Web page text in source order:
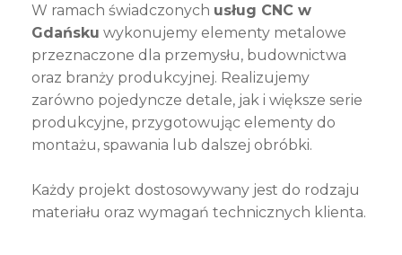
W ramach świadczonych usług CNC w
Gdańsku wykonujemy elementy metalowe
przeznaczone dla przemysłu, budownictwa
oraz branży produkcyjnej. Realizujemy
zarówno pojedyncze detale, jak i większe serie
produkcyjne, przygotowując elementy do
montażu, spawania lub dalszej obróbki.
Każdy projekt dostosowywany jest do rodzaju
materiału oraz wymagań technicznych klienta.